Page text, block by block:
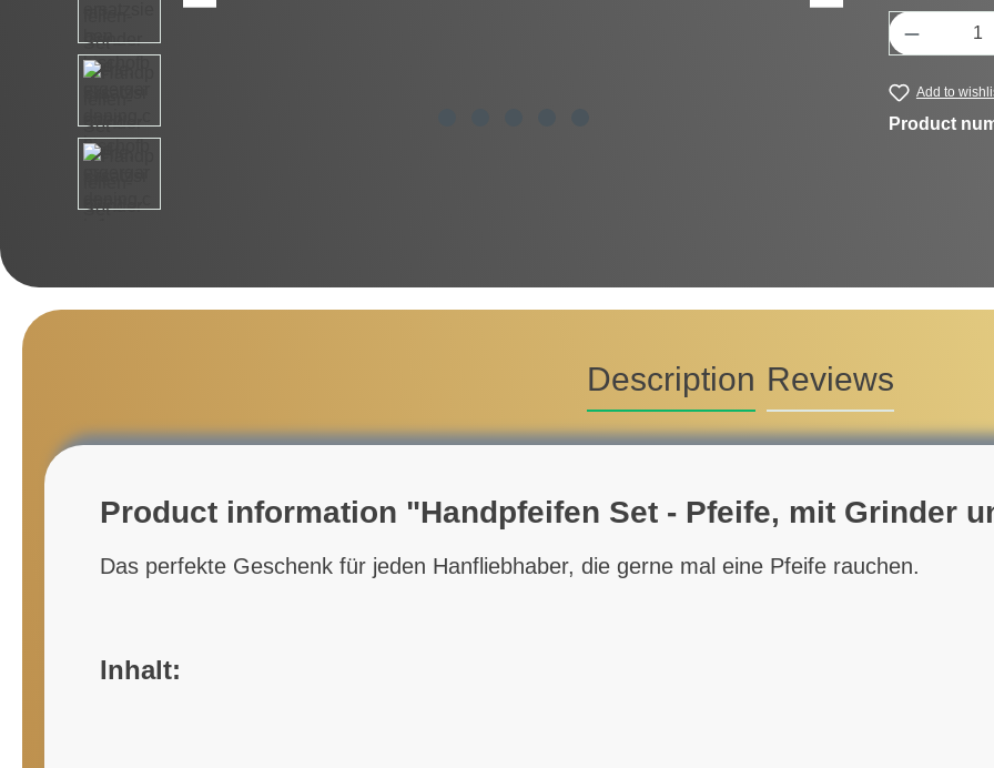
Product
Add to
Product
Description Reviews
Product information "Handpfeifen Set - Pfeife, mit Grinder
Das perfekte Geschenk für jeden Hanfliebhaber, die gerne mal eine Pfeife rauchen.
Inhalt: